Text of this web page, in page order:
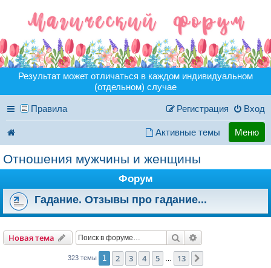
Результат может отличаться в каждом индивидуальном
(отдельном) случае
Правила Вход
Регистрация
Активные темы Меню
Отношения мужчины и женщины
Форум
Гадание. Отзывы про гадание...
Новая тема Поиск
323 темы 1 2 3 4 5 13